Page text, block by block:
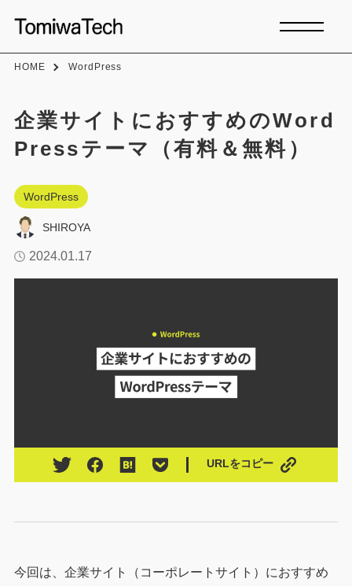
HOME WordPress
企業サイトにおすすめのWord
Pressテーマ（有料＆無料）
WordPress
SHIROYA
2024.01.17
URLをコピー
今回は、企業サイト（コーポレートサイト）におすすめ